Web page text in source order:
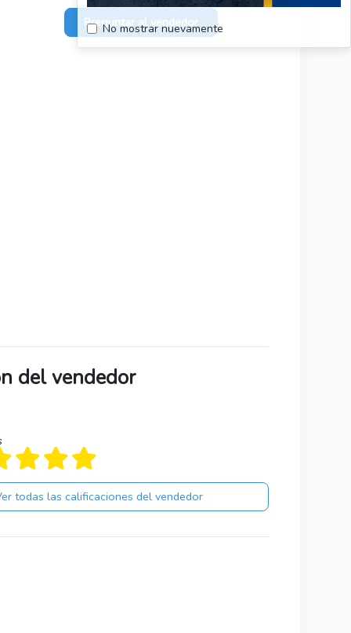
No mostrar nuevamente
Preguntar al vendedor
del vendedor
todas las calificaciones del vendedor